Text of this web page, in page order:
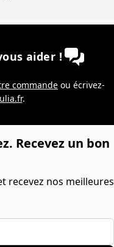
aider !
commande ou écrivez-
.
Recevez un bon
recevez nos meilleures